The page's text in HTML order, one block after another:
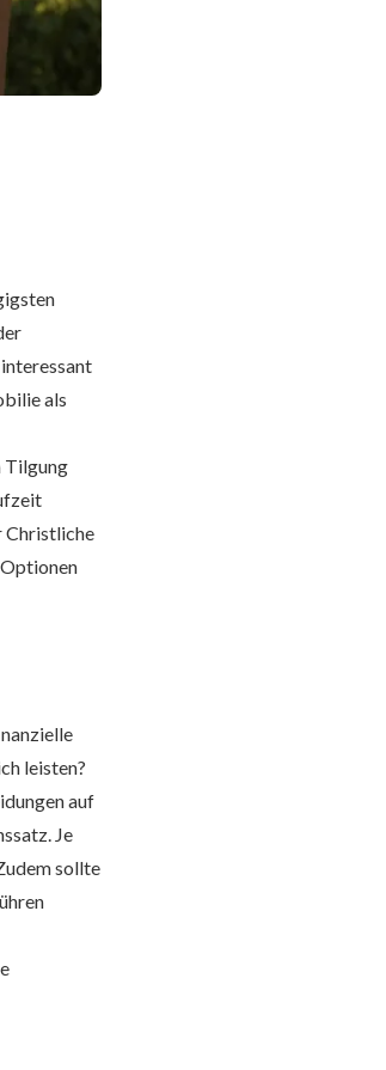
als
Tilgung
Christliche
leisten?
auf
Je
sollte